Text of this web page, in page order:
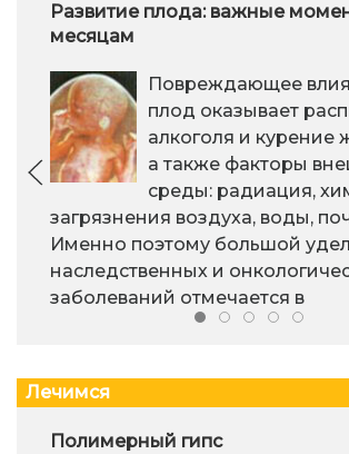
Развитие плода: важные
месяцам
Повреждающее
плод оказывает
алкоголя и
а также факторы
среды: радиация,
загрязнения воздуха, воды,
Именно поэтому большой
наследственных и
заболеваний отмечается в
Лечимся
Полимерный гипс